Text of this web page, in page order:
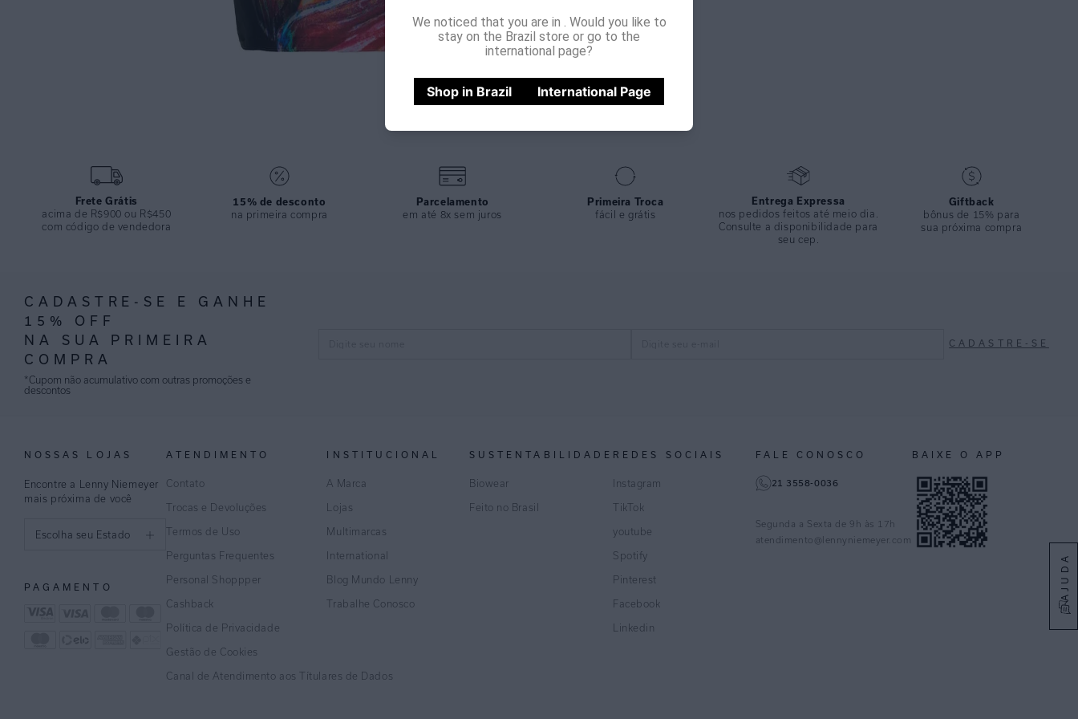
AJUDA
We noticed that you are in . Would you like to
stay on the Brazil store or go to the
international page?
Shop in Brazil International Page
Frete Grátis
acima de R$900 ou R$450
com código de vendedora
15% de desconto
na primeira compra
Parcelamento
em até 8x sem juros
Primeira Troca
fácil e grátis
Entrega Expressa
nos pedidos feitos até meio dia.
Consulte a disponibilidade para
seu cep.
Giftback
bônus de 15% para
sua próxima compra
CADASTRE-SE E GANHE
15% OFF
NA SUA PRIMEIRA
COMPRA
*Cupom não acumulativo com outras promoções e
descontos
CADASTRE-SE
NOSSAS LOJAS
Encontre a Lenny Niemeyer
mais próxima de você
Escolha seu Estado
PAGAMENTO
ATENDIMENTO
Contato
Trocas e Devoluções
Termos de Uso
Perguntas Frequentes
Personal Shoppper
Cashback
Política de Privacidade
Gestão de Cookies
Canal de Atendimento aos Títulares de Dados
INSTITUCIONAL
A Marca
Lojas
Multimarcas
International
Blog Mundo Lenny
Trabalhe Conosco
SUSTENTABILIDADE
Biowear
Feito no Brasil
REDES SOCIAIS
Instagram
TikTok
youtube
Spotify
Pinterest
Facebook
Linkedin
FALE CONOSCO
21 3558-0036
Segunda a Sexta de 9h às 17h
atendimento@lennyniemeyer.com
BAIXE O APP